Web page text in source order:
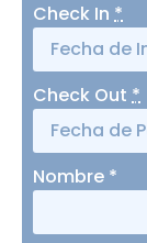
Check In *
Check Out *
Nombre *